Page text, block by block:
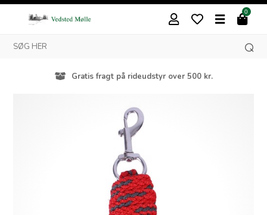
0
Gratis fragt på rideudstyr over 500 kr.